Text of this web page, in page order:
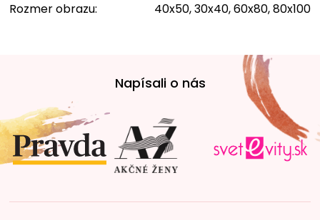
Rozmer obrazu: 40x50, 30x40, 60x80, 80x100
t
i
e
Napísali o nás